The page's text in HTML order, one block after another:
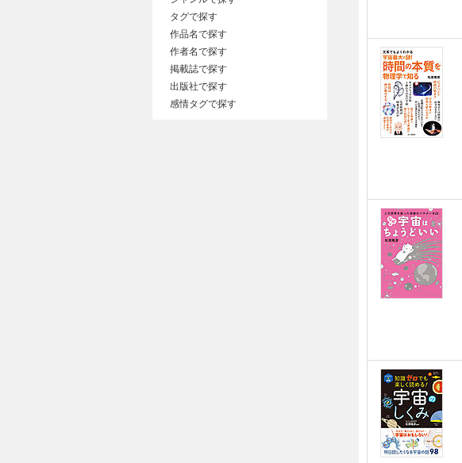
タグで探す
作品名で探す
作者名で探す
掲載誌で探す
出版社で探す
感情タグで探す